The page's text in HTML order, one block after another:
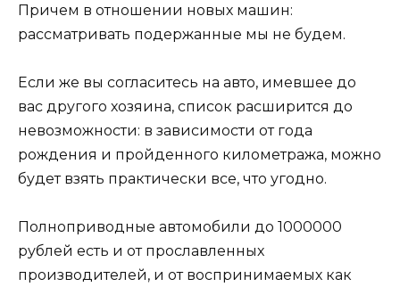
Причем в отношении новых машин:
рассматривать подержанные мы не будем.
Если же вы согласитесь на авто, имевшее до
вас другого хозяина, список расширится до
невозможности: в зависимости от года
рождения и пройденного километража, можно
будет взять практически все, что угодно.
Полноприводные автомобили до 1000000
рублей есть и от прославленных
производителей, и от воспринимаемых как